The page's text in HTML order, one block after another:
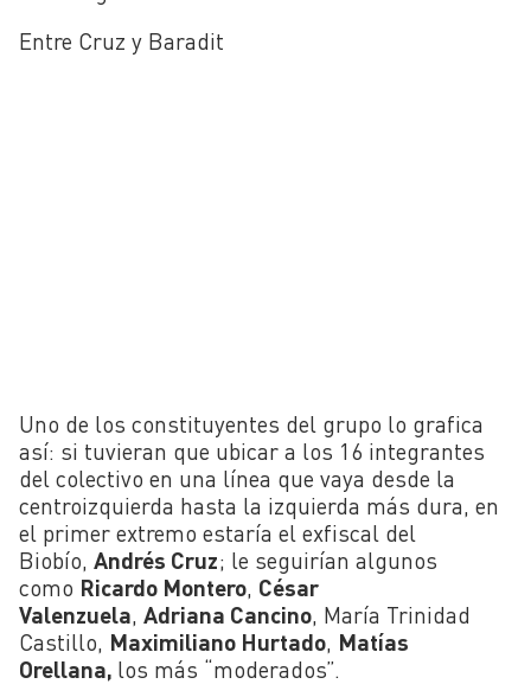
Entre Cruz y Baradit
Uno de los constituyentes del grupo lo grafica
así: si tuvieran que ubicar a los 16 integrantes
del colectivo en una línea que vaya desde la
centroizquierda hasta la izquierda más dura, en
el primer extremo estaría el exfiscal del
Biobío, Andrés Cruz; le seguirían algunos
como Ricardo Montero, César
Valenzuela, Adriana Cancino, María Trinidad
Castillo, Maximiliano Hurtado, Matías
Orellana, los más “moderados”.